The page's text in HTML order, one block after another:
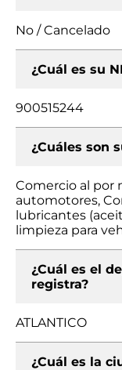
No / Cancelado
¿Cuál es su
900515244
¿Cuáles son
Comercio al por
automotores,
lubricantes
limpieza para
¿Cuál es el
registra?
ATLANTICO
¿Cuál es la